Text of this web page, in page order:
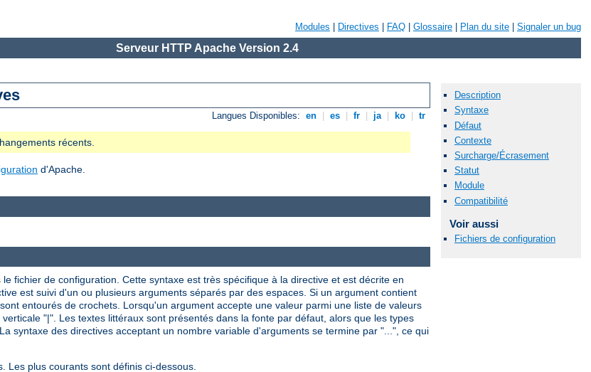
Modules Directives FAQ Glossaire Plan du site Signaler un bug
Serveur HTTP Apache Version 2.4
Langues Disponibles: en es fr ja ko tr
récents.
d'Apache.
fichier de configuration. Cette syntaxe est très spécifique à la directive et est décrite en
est suivi d'un ou plusieurs arguments séparés par des espaces. Si un argument contient
entourés de crochets. Lorsqu'un argument accepte une valeur parmi une liste de valeurs
"|". Les textes littéraux sont présentés dans la fonte par défaut, alors que les types
. La syntaxe des directives acceptant un nombre variable d'arguments se termine par "...", ce qui
Les plus courants sont définis ci-dessous.
Description
Syntaxe
Défaut
Contexte
Surcharge/Écrasement
Statut
Module
Compatibilité
Voir aussi
Fichiers de configuration